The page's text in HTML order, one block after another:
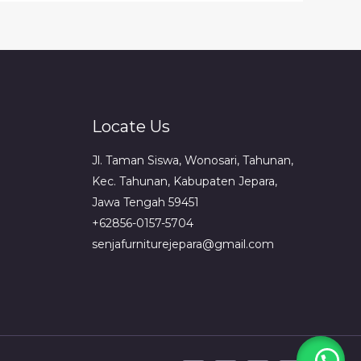
Locate Us
Jl. Taman Siswa, Wonosari, Tahunan,
Kec. Tahunan, Kabupaten Jepara,
Jawa Tengah 59451
+62856-0157-5704
senjafurniturejepara@gmail.com